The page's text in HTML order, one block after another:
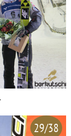
29/38